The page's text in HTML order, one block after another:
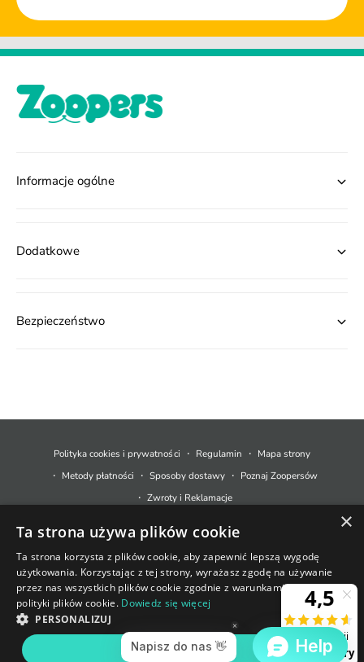
DODAJ DO KOSZYKA
Ostatnie sztuki!
Nie przegap okazji!
Informacje ogólne
Dodatkowe
Bezpieczeństwo
e
y
p
ł
a
t
n
o
© 2026,Zoopers.pl. Technologia Shopify
Polityka cookies i prywatności Regulamin
Mapa strony
Metody płatności
Sposoby dostawy
Poznaj Zoopersów
Zwroty i Reklamacje
+48 733 550 021
sklep@zoopers.pl
Godziny pracy infolinii
poniedziałek - piątek: 8 - 17
×
Ta strona używa plików cookie
Ta strona korzysta z plików cookie, aby zapewnić lepszą wygodę
użytkowania. Korzystając z tej strony, wyrażasz zgodę na używanie
przez nas wszystkich plików cookie zgodnie z warunkami naszej
polityki plików cookie. Dowiedz się więcej
PERSONALIZUJ
AKCEPTUJ WSZYSTKIE